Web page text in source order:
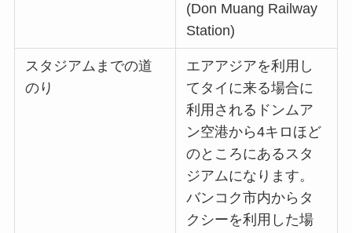
(Don Muang Railway
Station)
スタジアムまでの道
のり
エアアジアを利用し
てタイに来る場合に
利用されるドンムア
ン空港から4キロほど
のところにあるスタ
ジアムになります。
バンコク市内からタ
クシーを利用した場